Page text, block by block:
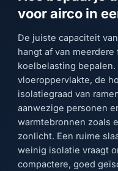
voor airco in
De juiste capaciteit
hangt af van
koelbelasting
vloeroppervlakte, de
isolatiegraad van
aanwezige personen
warmtebronnen zoals
zonlicht. Een ruime
weinig isolatie vraagt
compactere, goed